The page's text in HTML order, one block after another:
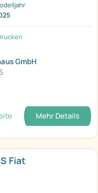
GmbH
Mehr Details
Fiat